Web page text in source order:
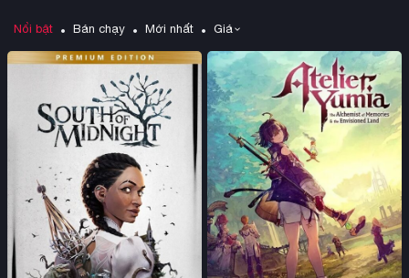
Nổi bật Bán chạy Mới nhất Giá